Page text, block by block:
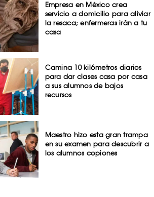
Empresa en México crea
servicio a domicilio para aliviar
la resaca; enfermeras irán a tu
casa
Camina 10 kilómetros diarios
para dar clases casa por casa
a sus alumnos de bajos
recursos
Maestro hizo esta gran trampa
en su examen para descubrir a
los alumnos copiones